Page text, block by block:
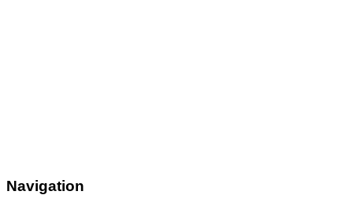
Navigation